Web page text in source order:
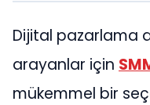
Dijital pazarlama
arayanlar için
mükemmel bir